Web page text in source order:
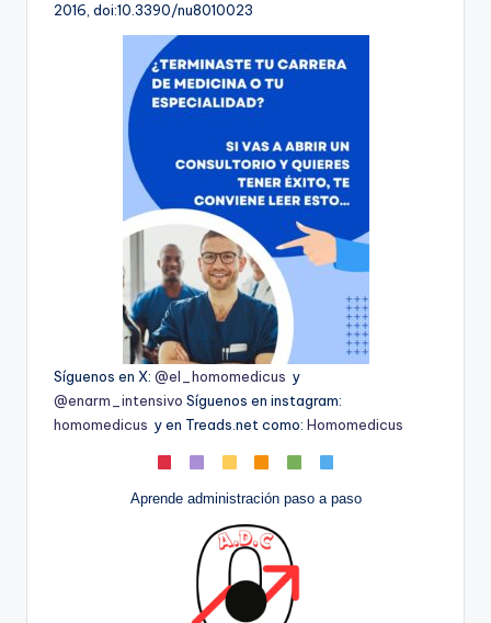
2016, doi:10.3390/nu8010023
Síguenos en X: @el_homomedicus y
@enarm_intensivo Síguenos en instagram:
homomedicus y en Treads.net como: Homomedicus
Aprende administración paso a paso